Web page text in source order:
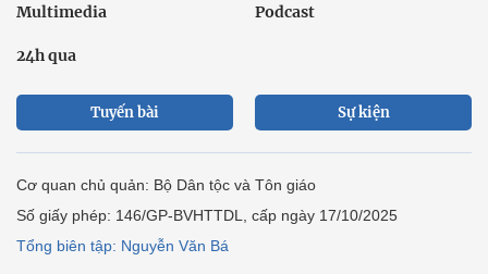
Multimedia Podcast
24h qua
Tuyến bài Sự kiện
Cơ quan chủ quản: Bộ Dân tộc và Tôn giáo
Số giấy phép: 146/GP-BVHTTDL, cấp ngày 17/10/2025
Tổng biên tập: Nguyễn Văn Bá